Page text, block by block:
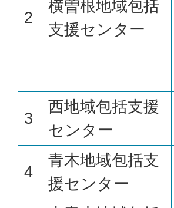
2
横曽根地域包括
支援センター
3
西地域包括支援
センター
4
青木地域包括支
援センター